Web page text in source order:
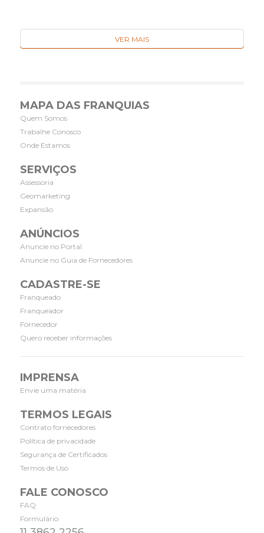
VER MAIS
MAPA DAS FRANQUIAS
Quem Somos
Trabalhe Conosco
Onde Estamos
SERVIÇOS
Assessoria
Geomarketing
Expansão
ANÚNCIOS
Anuncie no Portal
Anuncie no Guia de Fornecedores
CADASTRE-SE
Franqueado
Franqueador
Fornecedor
Quero receber informações
IMPRENSA
Envie uma matéria
TERMOS LEGAIS
Contrato fornecedores
Política de privacidade
Segurança de Certificados
Termos de Uso
FALE CONOSCO
FAQ
Formulário